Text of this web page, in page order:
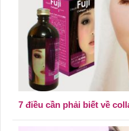
7 điều cần phải biết về